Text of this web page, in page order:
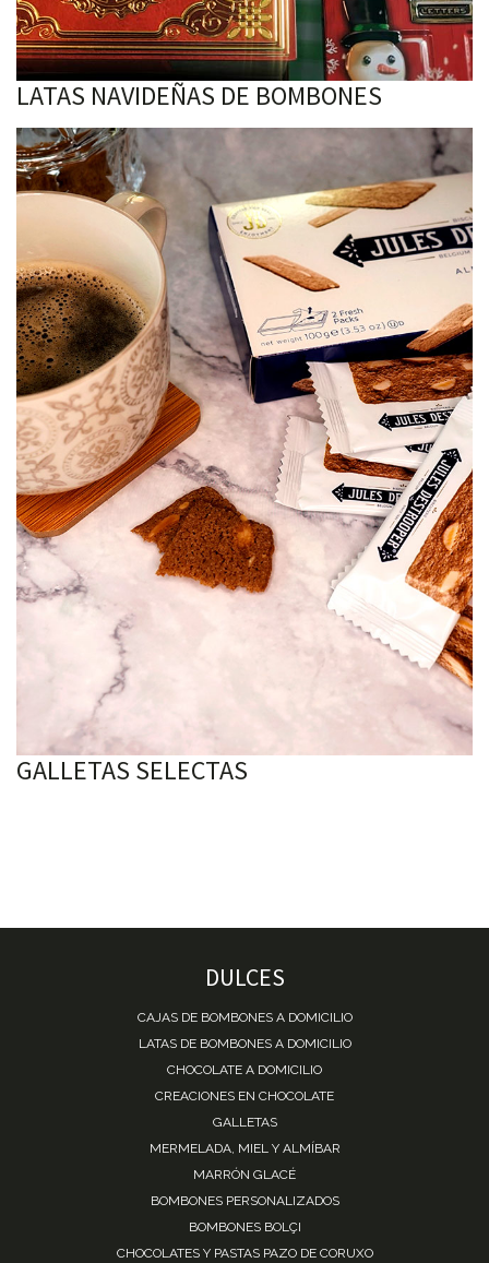
LATAS NAVIDEÑAS DE BOMBONES
GALLETAS SELECTAS
DULCES
CAJAS DE BOMBONES A DOMICILIO
LATAS DE BOMBONES A DOMICILIO
CHOCOLATE A DOMICILIO
CREACIONES EN CHOCOLATE
GALLETAS
MERMELADA, MIEL Y ALMÍBAR
MARRÓN GLACÉ
BOMBONES PERSONALIZADOS
BOMBONES BOLÇI
CHOCOLATES Y PASTAS PAZO DE CORUXO